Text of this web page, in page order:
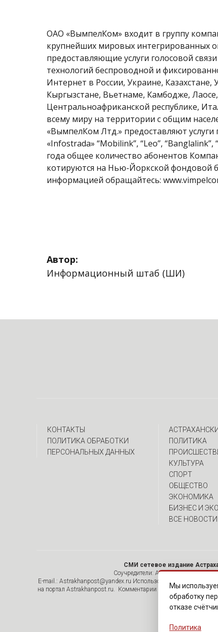
ОАО «ВымпелКом» входит в группу
крупнейших мировых интегрированных
предоставляющие услуги голосовой
технологий беспроводной и
Интернет в России, Украине,
Кыргызстане, Вьетнаме, Камбодже,
Центральноафриканской республике,
всему миру на территории с общим
«ВымпелКом Лтд.» предоставляют услуги
«Infostrada» “Mobilink”, “Leo”,
года общее количество абонентов
котируются на Нью-Йоркской фондовой
информацией обращайтесь:
Автор:
Информационный штаб (ШИ)
КОНТАКТЫ
ПОЛИТИКА ОБРАБОТКИ
ПЕРСОНАЛЬНЫХ ДАННЫХ
ПОЛИТИКА
КУЛЬТУРА
СПОРТ
ОБЩЕСТВО
ЭКОНОМИКА
БИЗНЕС И
ВСЕ НОВОСТИ
СМИ сетевое издание
Соучредители: Алымов А.Н. , ИП
E-mail.: Astrakhanpost@yandex.ru Использование материалов,
на портал Astrakhanpost.ru. Комментарии читателей сайта
Мы
обработку
отказе
Политика